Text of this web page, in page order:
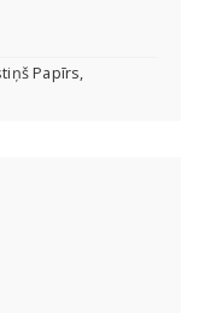
Papīrs,